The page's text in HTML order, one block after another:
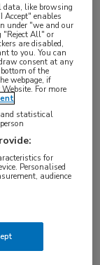
Wenen
het EASD in
om na een
en de
Wat
morgen?
Ingrid Jazet,
levendige
data, like browsing
Accept" enables
under "we and our
"Reject All" or
are disabled,
to you. You can
consent at any
of the
webpage, if
For more
and statistical
for
Personalised
audience